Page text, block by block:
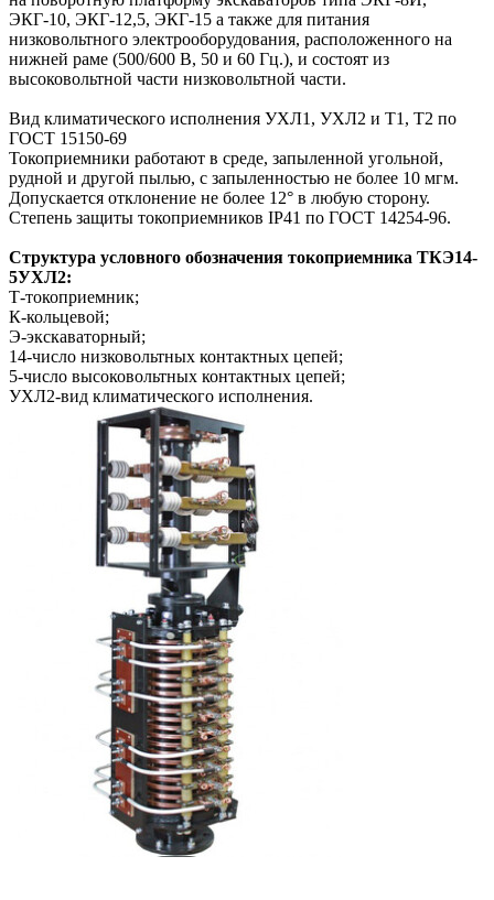
ЭКГ-10, ЭКГ-12,5, ЭКГ-15 а также для питания
низковольтного электрооборудования, расположенного на
нижней раме (500/600 В, 50 и 60 Гц.), и состоят из
высоковольтной части низковольтной части.
Вид климатического исполнения УХЛ1, УХЛ2 и Т1, Т2 по
ГОСТ 15150-69
Токоприемники работают в среде, запыленной угольной,
рудной и другой пылью, с запыленностью не более 10 мгм.
Допускается отклонение не более 12° в любую сторону.
Степень защиты токоприемников IP41 по ГОСТ 14254-96.
Структура условного обозначения токоприемника ТКЭ14-
5УХЛ2:
Т-токоприемник;
К-кольцевой;
Э-экскаваторный;
14-число низковольтных контактных цепей;
5-число высоковольтных контактных цепей;
УХЛ2-вид климатического исполнения.